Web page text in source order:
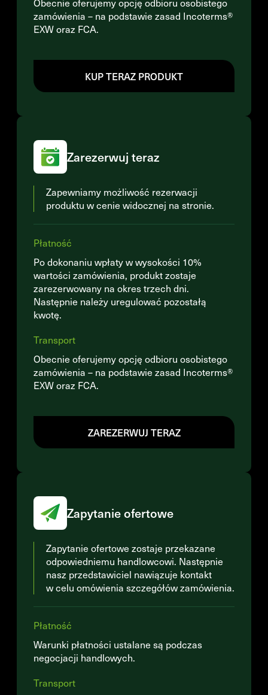
Obecnie oferujemy opcję odbioru osobistego
zamówienia – na podstawie zasad Incoterms®
EXW oraz FCA.
KUP TERAZ PRODUKT
Zarezerwuj teraz
Zapewniamy możliwość rezerwacji
produktu w cenie widocznej na stronie.
Płatność
Po dokonaniu wpłaty w wysokości 10%
wartości zamówienia, produkt zostaje
zarezerwowany na okres trzech dni.
Następnie należy uregulować pozostałą
kwotę.
Transport
Obecnie oferujemy opcję odbioru osobistego
zamówienia – na podstawie zasad Incoterms®
EXW oraz FCA.
ZAREZERWUJ TERAZ
Zapytanie ofertowe
Zapytanie ofertowe zostaje przekazane
odpowiedniemu handlowcowi. Następnie
nasz przedstawiciel nawiązuje kontakt
w celu omówienia szczegółów zamówienia.
Płatność
Warunki płatności ustalane są podczas
negocjacji handlowych.
Transport